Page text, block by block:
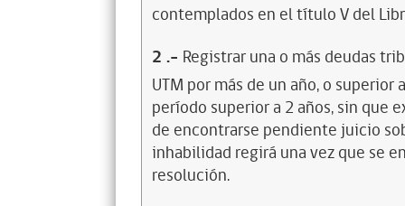
contemplados en el título V del
2 .- Registrar una o más deudas
UTM por más de un año, o
período superior a 2 años, sin que
de encontrarse pendiente juicio
inhabilidad regirá una vez que se
resolución.